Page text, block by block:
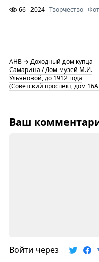
66 2024 Творчество
АНВ → Доходный дом купца
Самарина / Дом-музей М.И.
Ульяновой, до 1912 года
(Советский проспект, дом
Ваш
Войти через